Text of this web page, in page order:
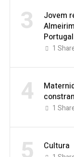
3
Jovem
Portugal
1
4 1
Cultura